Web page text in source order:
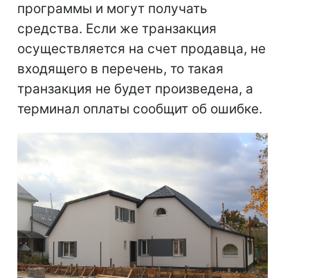
программы и могут получать
средства. Если же транзакция
осуществляется на счет продавца, не
входящего в перечень, то такая
транзакция не будет произведена, а
терминал оплаты сообщит об ошибке.